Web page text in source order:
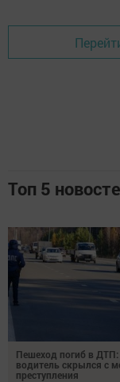
Топ 5
Пешеход погиб в ДТП:
водитель скрылся с
преступления